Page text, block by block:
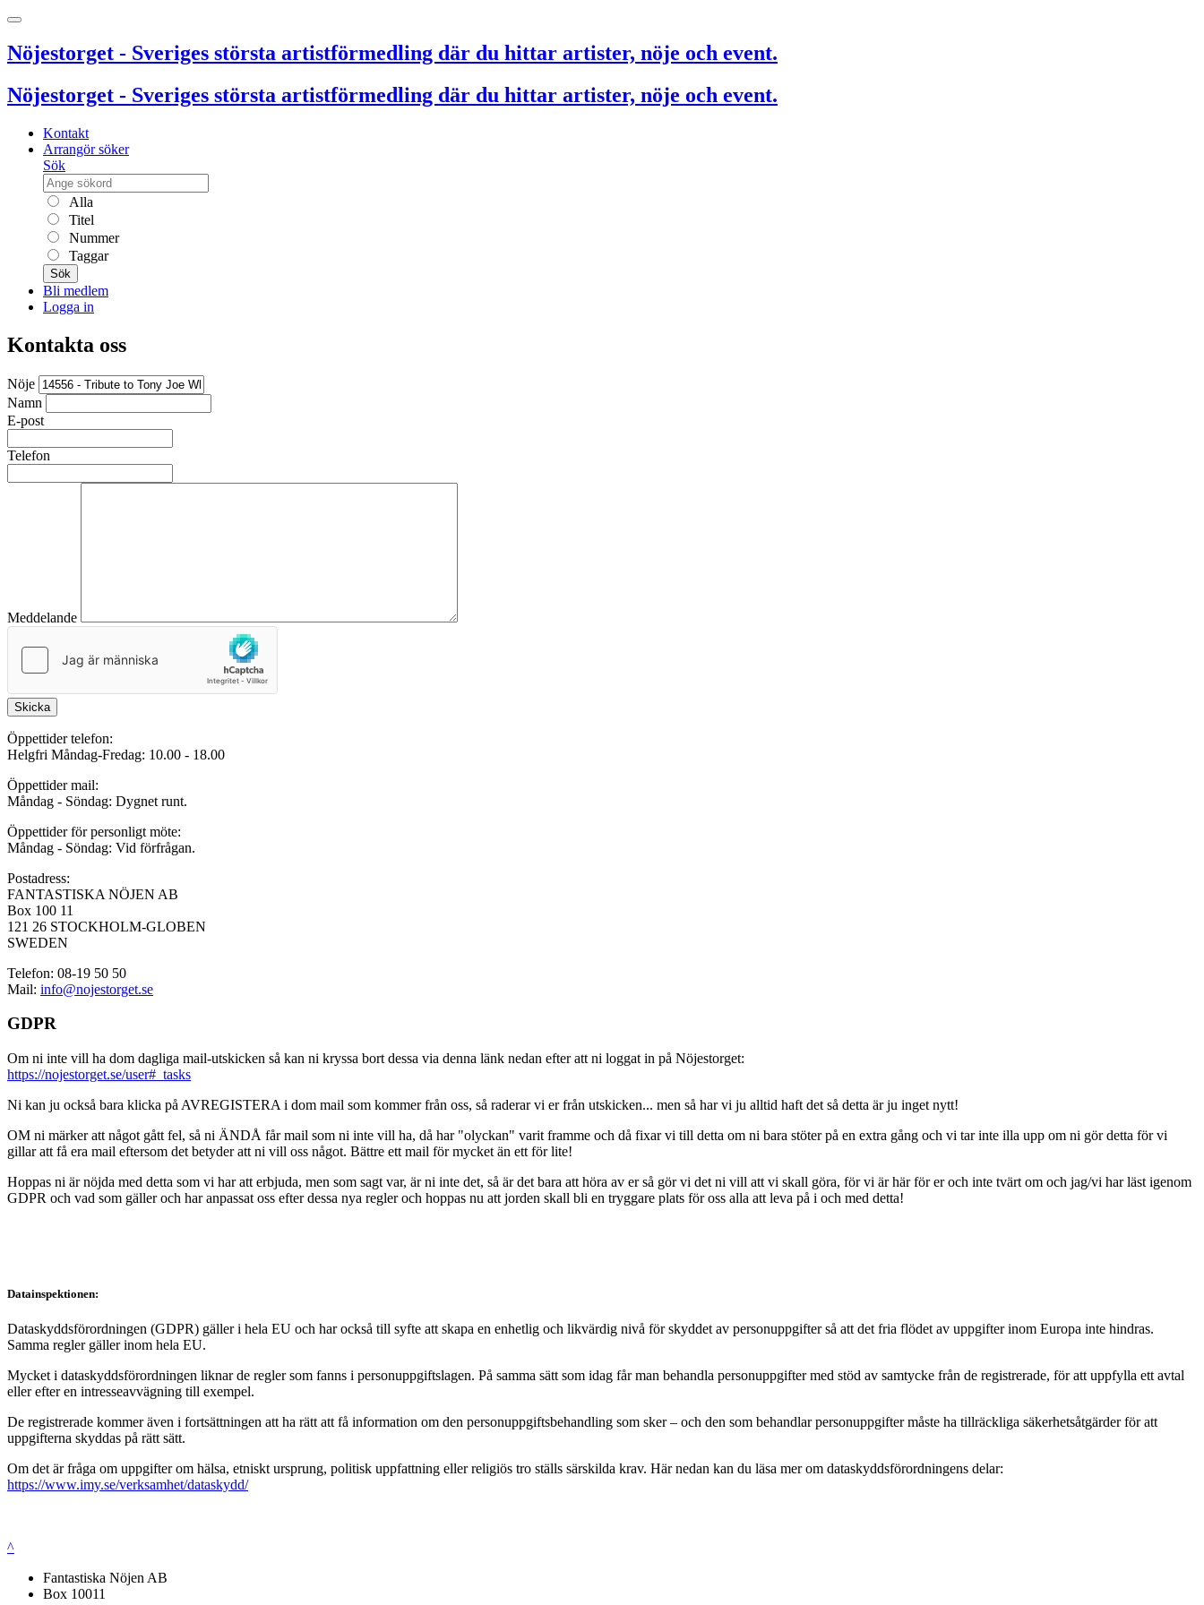
Nöjestorget - Sveriges största artistförmedling där du hittar artister, nöje och event.
Nöjestorget - Sveriges största artistförmedling där du hittar artister, nöje och event.
Kontakt
Arrangör söker
Sök
Alla
Titel
Nummer
Taggar
Sök
Bli medlem
Logga in
Kontakta oss
Nöje
Namn
E-post
Telefon
Meddelande
Skicka
Öppettider telefon:
Helgfri Måndag-Fredag: 10.00 - 18.00
Öppettider mail:
Måndag - Söndag: Dygnet runt.
Öppettider för personligt möte:
Måndag - Söndag: Vid förfrågan.
Postadress:
FANTASTISKA NÖJEN AB
Box 100 11
121 26 STOCKHOLM-GLOBEN
SWEDEN
Telefon: 08-19 50 50
Mail: info@nojestorget.se
GDPR
Om ni inte vill ha dom dagliga mail-utskicken så kan ni kryssa bort dessa via denna länk nedan efter att ni loggat in på Nöjestorget:
https://nojestorget.se/user#_tasks
Ni kan ju också bara klicka på AVREGISTERA i dom mail som kommer från oss, så raderar vi er från utskicken... men så har vi ju alltid haft det så detta är ju inget nytt!
OM ni märker att något gått fel, så ni ÄNDÅ får mail som ni inte vill ha, då har "olyckan" varit framme och då fixar vi till detta om ni bara stöter på en extra gång och vi tar inte illa upp om ni gör detta för vi
gillar att få era mail eftersom det betyder att ni vill oss något. Bättre ett mail för mycket än ett för lite!
Hoppas ni är nöjda med detta som vi har att erbjuda, men som sagt var, är ni inte det, så är det bara att höra av er så gör vi det ni vill att vi skall göra, för vi är här för er och inte tvärt om och jag/vi har läst igenom
GDPR och vad som gäller och har anpassat oss efter dessa nya regler och hoppas nu att jorden skall bli en tryggare plats för oss alla att leva på i och med detta!
Datainspektionen:
Dataskyddsförordningen (GDPR) gäller i hela EU och har också till syfte att skapa en enhetlig och likvärdig nivå för skyddet av personuppgifter så att det fria flödet av uppgifter inom Europa inte hindras.
Samma regler gäller inom hela EU.
Mycket i dataskyddsförordningen liknar de regler som fanns i personuppgiftslagen. På samma sätt som idag får man behandla personuppgifter med stöd av samtycke från de registrerade, för att uppfylla ett avtal
eller efter en intresseavvägning till exempel.
De registrerade kommer även i fortsättningen att ha rätt att få information om den personuppgiftsbehandling som sker – och den som behandlar personuppgifter måste ha tillräckliga säkerhetsåtgärder för att
uppgifterna skyddas på rätt sätt.
Om det är fråga om uppgifter om hälsa, etniskt ursprung, politisk uppfattning eller religiös tro ställs särskilda krav. Här nedan kan du läsa mer om dataskyddsförordningens delar:
https://www.imy.se/verksamhet/dataskydd/
^
Fantastiska Nöjen AB
Box 10011